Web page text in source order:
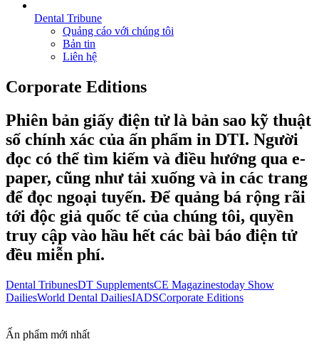
Dental Tribune
Quảng cáo với chúng tôi
Bản tin
Liên hệ
Corporate Editions
Phiên bản giấy điện tử là bản sao kỹ thuật
số chính xác của ấn phẩm in DTI. Người
đọc có thể tìm kiếm và điều hướng qua e-
paper, cũng như tải xuống và in các trang
để đọc ngoại tuyến. Để quảng bá rộng rãi
tới độc giả quốc tế của chúng tôi, quyền
truy cập vào hầu hết các bài báo điện tử
đều miễn phí.
Dental TribunesDT SupplementsCE Magazinestoday Show
DailiesWorld Dental DailiesIADSCorporate Editions
Ấn phẩm mới nhất